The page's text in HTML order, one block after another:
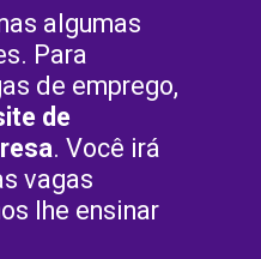
algumas
Para
de emprego,
de
. Você irá
vagas
lhe ensinar